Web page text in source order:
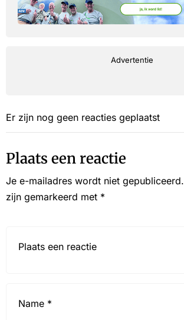
Advertentie
Er zijn nog geen reacties geplaatst
Plaats een reactie
Je e-mailadres wordt niet gepubliceerd.
zijn gemarkeerd met *